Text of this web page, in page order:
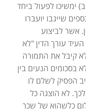
ימשיכו לפעול ביחד
שייגבו יועברו
אשר לביצוע
עורך הדין "לא
קיבל את התמורה
בסכומים הנעים בין
החייב הפסיק לשלם לו
או בסמוך לכך. לא הוצגה כל
כלשהוא של שכר